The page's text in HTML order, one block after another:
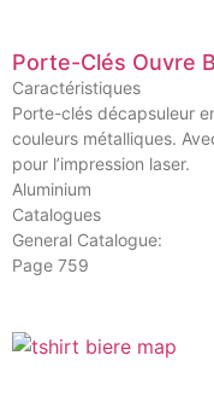
Porte-Clés Ouvre
Caractéristiques
Porte-clés décapsuleur
couleurs métalliques.
pour l’impression laser.
Aluminium
Catalogues
General Catalogue:
Page 759